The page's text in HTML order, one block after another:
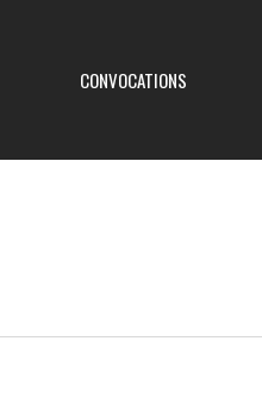
Classement Div 3
CONVOCATIONS